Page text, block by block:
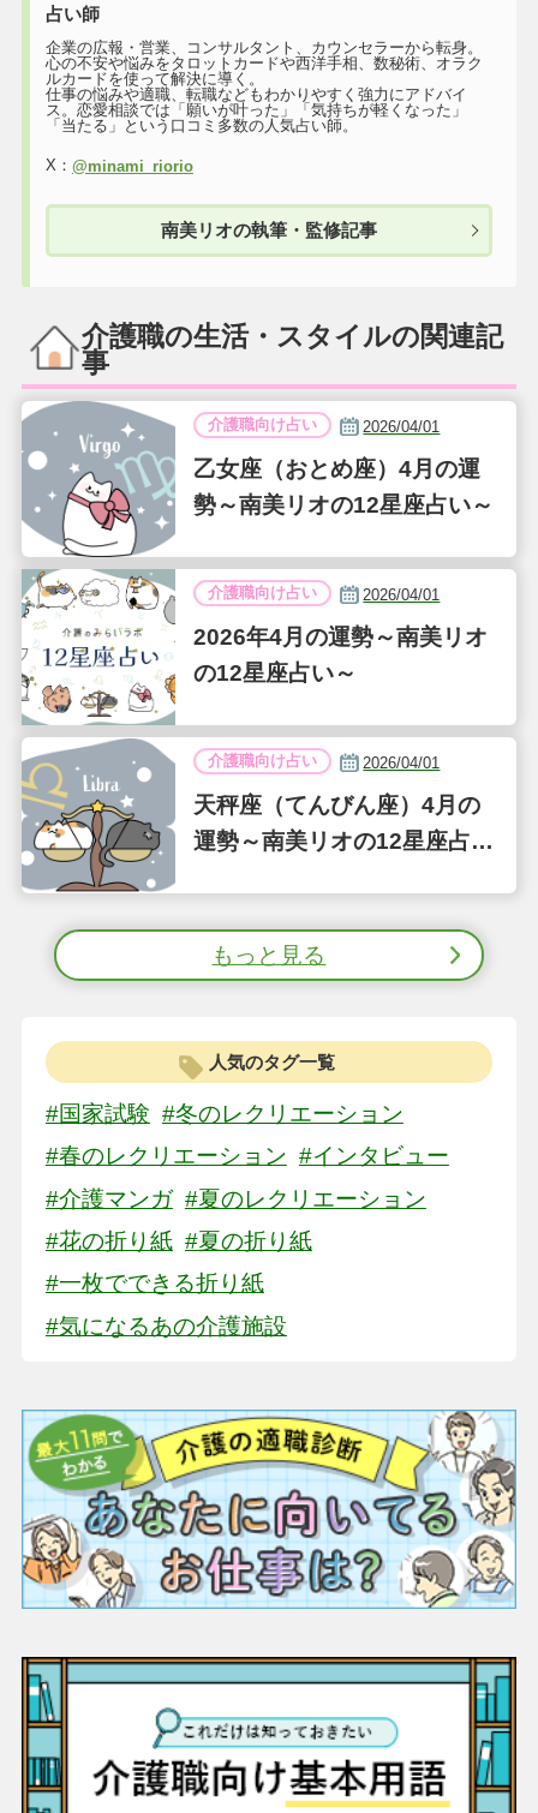
占い師
企業の広報・営業、コンサルタント、カウンセラーから転身。
心の不安や悩みをタロットカードや西洋手相、数秘術、オラク
ルカードを使って解決に導く。
仕事の悩みや適職、転職などもわかりやすく強力にアドバイ
ス。恋愛相談では「願いが叶った」「気持ちが軽くなった」
「当たる」という口コミ多数の人気占い師。
X： @minami_riorio
南美リオの執筆・監修記事
介護職の生活・スタイルの関連記
事
介護職向け占い 2026/04/01
乙女座（おとめ座）4月の運
勢～南美リオの12星座占い～
介護職向け占い 2026/04/01
2026年4月の運勢～南美リオ
の12星座占い～
介護職向け占い 2026/04/01
天秤座（てんびん座）4月の
運勢～南美リオの12星座占い
もっと見る
人気のタグ一覧
#国家試験 #冬のレクリエーション
#春のレクリエーション #インタビュー
#介護マンガ #夏のレクリエーション
#花の折り紙 #夏の折り紙
#一枚でできる折り紙
#気になるあの介護施設